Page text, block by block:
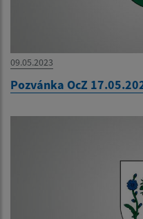
09.05.2023
Pozvánka OcZ